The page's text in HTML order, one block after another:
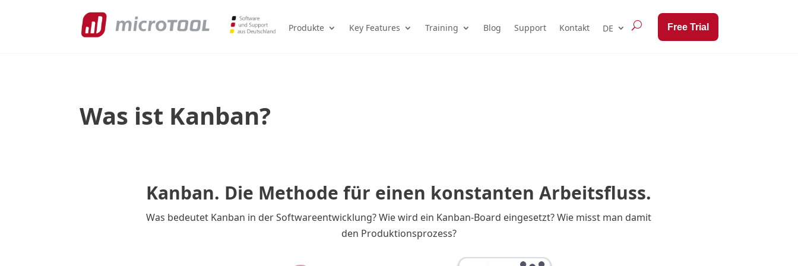
Produkte Key Features Training Blog Support Kontakt Free Trial
Was ist Kanban?
Kanban. Die Methode für einen konstanten Arbeitsfluss.
Was bedeutet Kanban in der Softwareentwicklung? Wie wird ein Kanban-Board eingesetzt? Wie misst man damit
den Produktionsprozess?